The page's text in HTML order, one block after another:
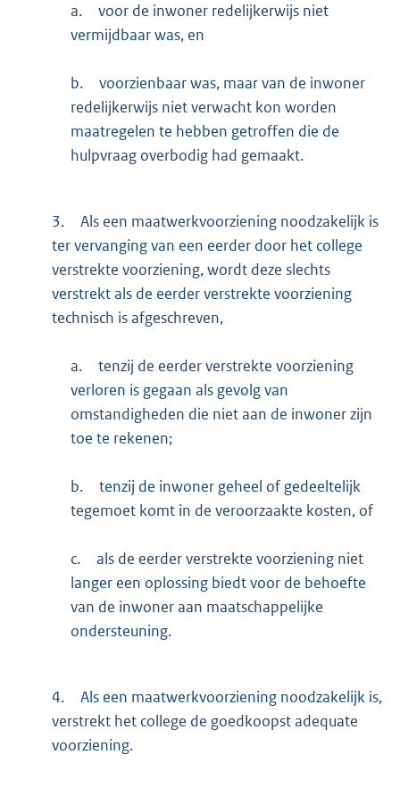
a.
voor de inwoner redelijkerwijs niet
vermijdbaar was, en
b.
voorzienbaar was, maar van de inwoner
redelijkerwijs niet verwacht kon worden
maatregelen te hebben getroffen die de
hulpvraag overbodig had gemaakt.
3.
Als een maatwerkvoorziening noodzakelijk is
ter vervanging van een eerder door het college
verstrekte voorziening, wordt deze slechts
verstrekt als de eerder verstrekte voorziening
technisch is afgeschreven,
a.
tenzij de eerder verstrekte voorziening
verloren is gegaan als gevolg van
omstandigheden die niet aan de inwoner zijn
toe te rekenen;
b.
tenzij de inwoner geheel of gedeeltelijk
tegemoet komt in de veroorzaakte kosten, of
c.
als de eerder verstrekte voorziening niet
langer een oplossing biedt voor de behoefte
van de inwoner aan maatschappelijke
ondersteuning.
4.
Als een maatwerkvoorziening noodzakelijk is,
verstrekt het college de goedkoopst adequate
voorziening.